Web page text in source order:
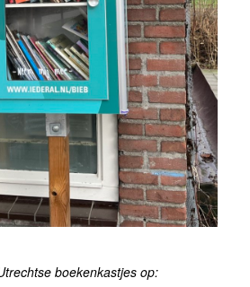
boekenkastjes op: